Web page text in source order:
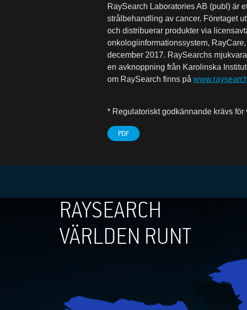
RaySearch Laboratories AB (publ) är
strålbehandling av cancer. Företaget
och distribuerar produkter via
onkologiinformationssystem,
december 2017. RaySearchs
en avknoppning från Karolinska
om RaySearch finns på
* Regulatoriskt godkännande krävs för
PDF
RAYSEARCH
VÄRLDEN RUNT